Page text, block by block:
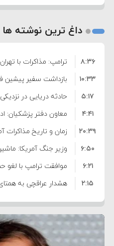
داغ ترین نوشته ها
ترامپ: مذاکرات با
۸:۳۶
بازداشت سفیر پیشین
فساد و اختلاس اموال
۱۰:۳۳
حادثه دریایی در
۵:۱۷
معاون دفتر پزشکیان:
واهی و کذب محض
۴:۴۱
زمان و تاریخ مذاکرات
نشده است
۲۰:۳۹
وزیر جنگ آمریکا:
نظامی علیه ایران است
۶:۵۰
موافقت ترامپ با لغو
۶:۲۱
هشدار عراقچی به
آمریکا
۲:۱۵
مقام ارشد امنیتی:
دیوانگی آمریکا داریم
۷:۱۰
ترامپ دستور حملات
۵:۴۵
سپاه: دو نفتکش متخلف
۱۲:۵۹